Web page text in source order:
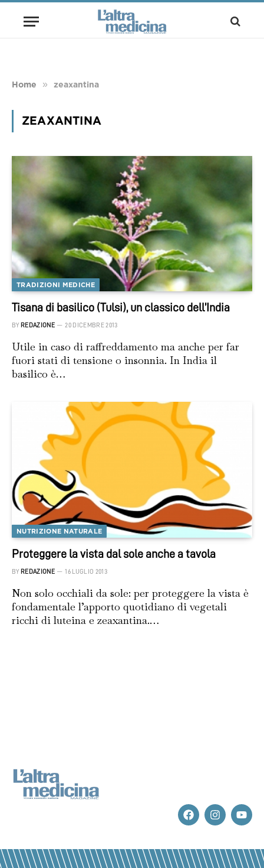
Home » zeaxantina
ZEAXANTINA
TRADIZIONI MEDICHE
Tisana di basilico (Tulsi), un classico dell’India
BY REDAZIONE 20 DICEMBRE 2013
Utile in caso di raffreddamento ma anche per far
fuori stati di tensione o insonnia. In India il
basilico è…
NUTRIZIONE NATURALE
Proteggere la vista dal sole anche a tavola
BY REDAZIONE 16 LUGLIO 2013
Non solo occhiali da sole: per proteggere la vista è
fondamentale l’apporto quotidiano di vegetali
ricchi di luteina e zeaxantina.…